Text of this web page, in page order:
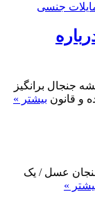
جنجال برانگیز
و قانون بیشتر »
عسل / یک
»